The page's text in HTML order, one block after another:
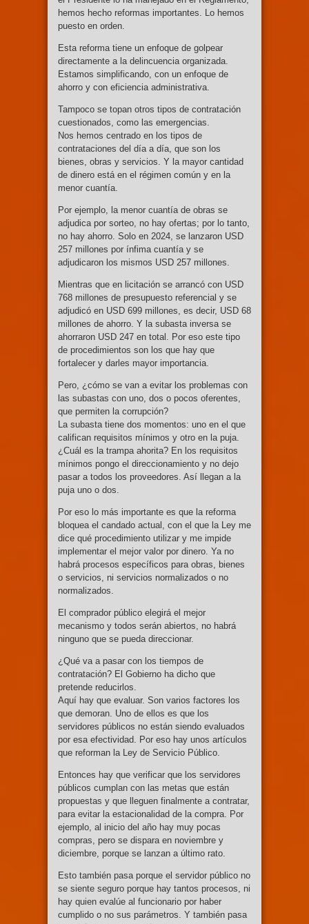
hemos hecho reformas importantes. Lo hemos
puesto en orden.
Esta reforma tiene un enfoque de golpear
directamente a la delincuencia organizada.
Estamos simplificando, con un enfoque de
ahorro y con eficiencia administrativa.
Tampoco se topan otros tipos de contratación
cuestionados, como las emergencias.
Nos hemos centrado en los tipos de
contrataciones del día a día, que son los
bienes, obras y servicios. Y la mayor cantidad
de dinero está en el régimen común y en la
menor cuantía.
Por ejemplo, la menor cuantía de obras se
adjudica por sorteo, no hay ofertas; por lo tanto,
no hay ahorro. Solo en 2024, se lanzaron USD
257 millones por ínfima cuantía y se
adjudicaron los mismos USD 257 millones.
Mientras que en licitación se arrancó con USD
768 millones de presupuesto referencial y se
adjudicó en USD 699 millones, es decir, USD 68
millones de ahorro. Y la subasta inversa se
ahorraron USD 247 en total. Por eso este tipo
de procedimientos son los que hay que
fortalecer y darles mayor importancia.
Pero, ¿cómo se van a evitar los problemas con
las subastas con uno, dos o pocos oferentes,
que permiten la corrupción?
La subasta tiene dos momentos: uno en el que
califican requisitos mínimos y otro en la puja.
¿Cuál es la trampa ahorita? En los requisitos
mínimos pongo el direccionamiento y no dejo
pasar a todos los proveedores. Así llegan a la
puja uno o dos.
Por eso lo más importante es que la reforma
bloquea el candado actual, con el que la Ley me
dice qué procedimiento utilizar y me impide
implementar el mejor valor por dinero. Ya no
habrá procesos específicos para obras, bienes
o servicios, ni servicios normalizados o no
normalizados.
El comprador público elegirá el mejor
mecanismo y todos serán abiertos, no habrá
ninguno que se pueda direccionar.
¿Qué va a pasar con los tiempos de
contratación? El Gobierno ha dicho que
pretende reducirlos.
Aquí hay que evaluar. Son varios factores los
que demoran. Uno de ellos es que los
servidores públicos no están siendo evaluados
por esa efectividad. Por eso hay unos artículos
que reforman la Ley de Servicio Público.
Entonces hay que verificar que los servidores
públicos cumplan con las metas que están
propuestas y que lleguen finalmente a contratar,
para evitar la estacionalidad de la compra. Por
ejemplo, al inicio del año hay muy pocas
compras, pero se dispara en noviembre y
diciembre, porque se lanzan a último rato.
Esto también pasa porque el servidor público no
se siente seguro porque hay tantos procesos, ni
hay quien evalúe al funcionario por haber
cumplido o no sus parámetros. Y también pasa